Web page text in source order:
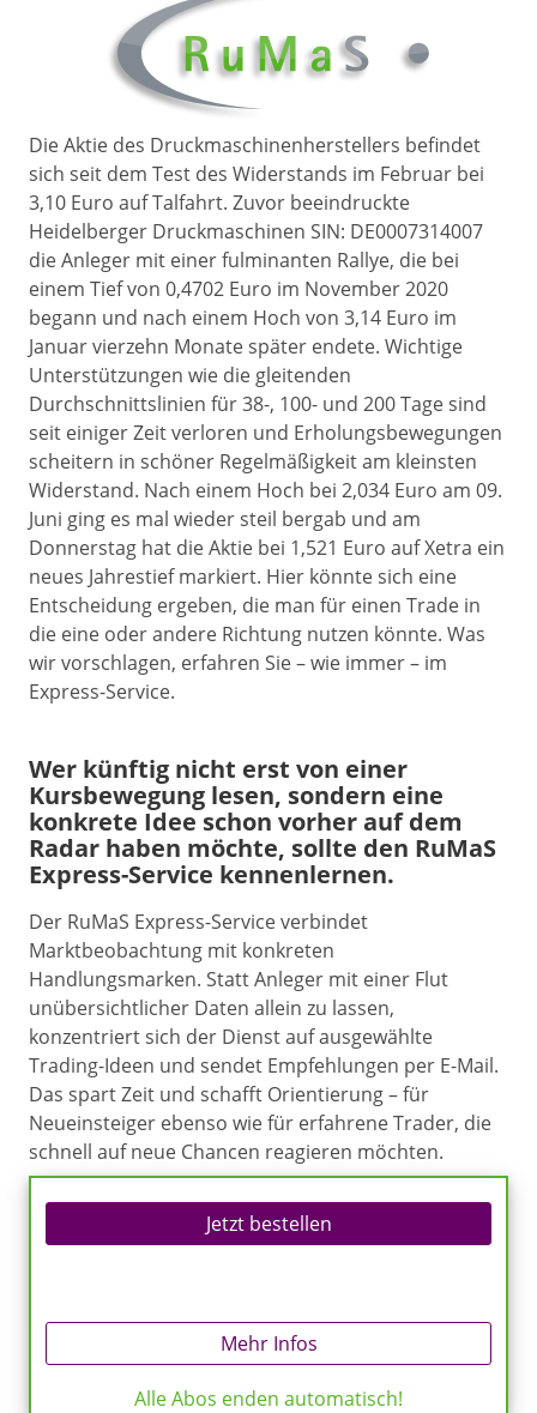
Die Aktie des Druckmaschinenherstellers befindet
sich seit dem Test des Widerstands im Februar bei
3,10 Euro auf Talfahrt. Zuvor beeindruckte
Heidelberger Druckmaschinen SIN: DE0007314007
die Anleger mit einer fulminanten Rallye, die bei
einem Tief von 0,4702 Euro im November 2020
begann und nach einem Hoch von 3,14 Euro im
Januar vierzehn Monate später endete. Wichtige
Unterstützungen wie die gleitenden
Durchschnittslinien für 38-, 100- und 200 Tage sind
seit einiger Zeit verloren und Erholungsbewegungen
scheitern in schöner Regelmäßigkeit am kleinsten
Widerstand. Nach einem Hoch bei 2,034 Euro am 09.
Juni ging es mal wieder steil bergab und am
Donnerstag hat die Aktie bei 1,521 Euro auf Xetra ein
neues Jahrestief markiert. Hier könnte sich eine
Entscheidung ergeben, die man für einen Trade in
die eine oder andere Richtung nutzen könnte. Was
wir vorschlagen, erfahren Sie – wie immer – im
Express-Service.
Wer künftig nicht erst von einer
Kursbewegung lesen, sondern eine
konkrete Idee schon vorher auf dem
Radar haben möchte, sollte den RuMaS
Express-Service kennenlernen.
Der RuMaS Express-Service verbindet
Marktbeobachtung mit konkreten
Handlungsmarken. Statt Anleger mit einer Flut
unübersichtlicher Daten allein zu lassen,
konzentriert sich der Dienst auf ausgewählte
Trading-Ideen und sendet Empfehlungen per E-Mail.
Das spart Zeit und schafft Orientierung – für
Neueinsteiger ebenso wie für erfahrene Trader, die
schnell auf neue Chancen reagieren möchten.
Jetzt bestellen
Mehr Infos
Alle Abos enden automatisch!